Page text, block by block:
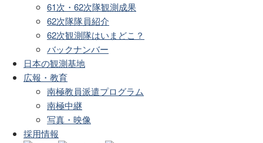
61次・62次隊観測成果
62次隊隊員紹介
62次観測隊はいまどこ？
バックナンバー
日本の観測基地
広報・教育
南極教員派遣プログラム
南極中継
写真・映像
採用情報